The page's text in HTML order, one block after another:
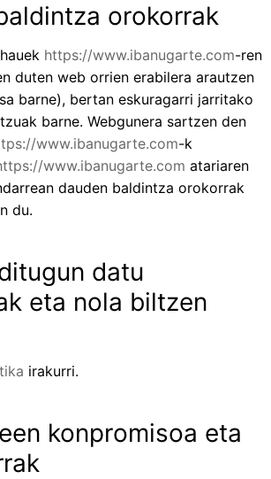
orokorrak
https://www.ibanugarte.com-ren
duten web orrien erabilera arautzen
barne), bertan eskuragarri jarritako
barne. Webgunera sartzen den
www.ibanugarte.com-k
www.ibanugarte.com atariaren
dauden baldintza orokorrak
du.
datu
eta nola biltzen
irakurri.
konpromisoa eta